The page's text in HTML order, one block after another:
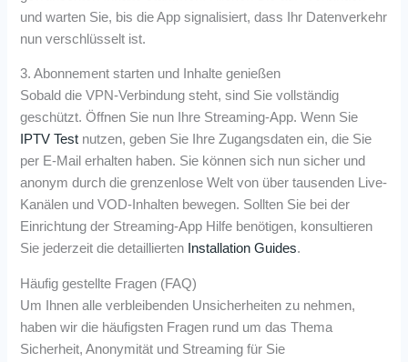
und warten Sie, bis die App signalisiert, dass Ihr Datenverkehr
nun verschlüsselt ist.
3. Abonnement starten und Inhalte genießen
Sobald die VPN-Verbindung steht, sind Sie vollständig
geschützt. Öffnen Sie nun Ihre Streaming-App. Wenn Sie
IPTV Test nutzen, geben Sie Ihre Zugangsdaten ein, die Sie
per E-Mail erhalten haben. Sie können sich nun sicher und
anonym durch die grenzenlose Welt von über tausenden Live-
Kanälen und VOD-Inhalten bewegen. Sollten Sie bei der
Einrichtung der Streaming-App Hilfe benötigen, konsultieren
Sie jederzeit die detaillierten Installation Guides.
Häufig gestellte Fragen (FAQ)
Um Ihnen alle verbleibenden Unsicherheiten zu nehmen,
haben wir die häufigsten Fragen rund um das Thema
Sicherheit, Anonymität und Streaming für Sie